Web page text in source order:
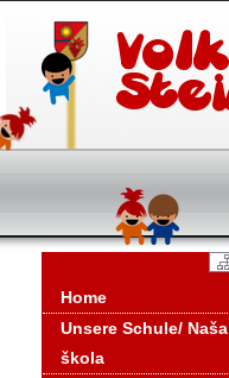
Home
Unsere Schule/ Naša
škola